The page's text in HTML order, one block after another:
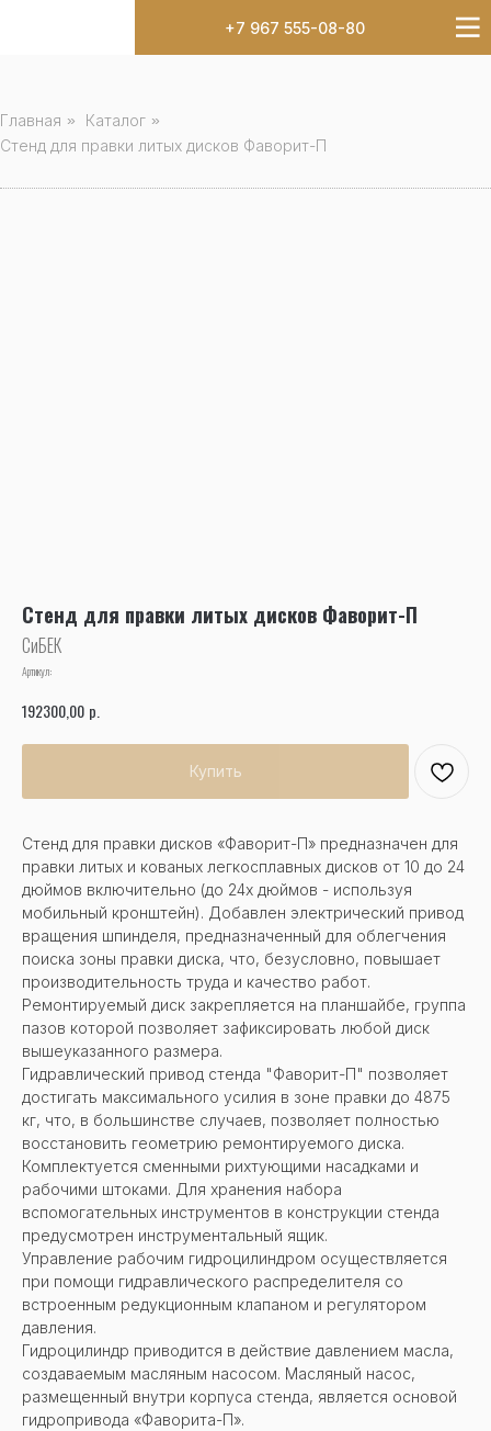
+7 967 555-08-80
Главная » Каталог »
Стенд для правки литых дисков Фаворит-П
Стенд для правки литых дисков Фаворит-П
СиБЕК
Артикул:
192300,00 р.
Купить
Стенд для правки дисков «Фаворит-П» предназначен для
правки литых и кованых легкосплавных дисков от 10 до 24
дюймов включительно (до 24х дюймов - используя
мобильный кронштейн). Добавлен электрический привод
вращения шпинделя, предназначенный для облегчения
поиска зоны правки диска, что, безусловно, повышает
производительность труда и качество работ.
Ремонтируемый диск закрепляется на планшайбе, группа
пазов которой позволяет зафиксировать любой диск
вышеуказанного размера.
Гидравлический привод стенда "Фаворит-П" позволяет
достигать максимального усилия в зоне правки до 4875
кг, что, в большинстве случаев, позволяет полностью
восстановить геометрию ремонтируемого диска.
Комплектуется сменными рихтующими насадками и
рабочими штоками. Для хранения набора
вспомогательных инструментов в конструкции стенда
предусмотрен инструментальный ящик.
Управление рабочим гидроцилиндром осуществляется
при помощи гидравлического распределителя со
встроенным редукционным клапаном и регулятором
давления.
Гидроцилиндр приводится в действие давлением масла,
создаваемым масляным насосом. Масляный насос,
размещенный внутри корпуса стенда, является основой
гидропривода «Фаворита-П».